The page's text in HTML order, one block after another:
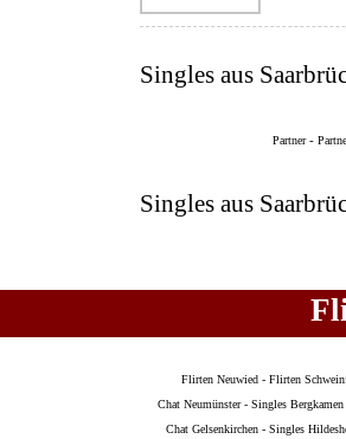
Singles aus
Partner-
Singles aus
Flirten Neuwied -Flirten
Chat Neumünster- Singles Bergkamen
Chat Gelsenkirchen -Singles